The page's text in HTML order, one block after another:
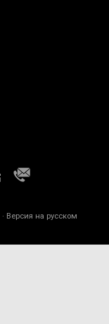
· Версия на русском